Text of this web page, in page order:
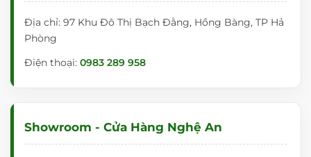
Địa chỉ: 97 Khu Đô Thị Bạch Đằng, Hồng Bàng, TP Hả
Phòng
Điện thoại: 0983 289 958
Showroom - Cửa Hàng Nghệ An